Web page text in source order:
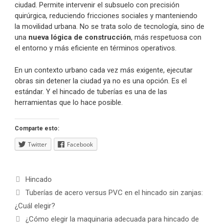
ciudad. Permite intervenir el subsuelo con precisión
quirúrgica, reduciendo fricciones sociales y manteniendo
la movilidad urbana. No se trata solo de tecnología, sino de
una nueva lógica de construcción, más respetuosa con
el entorno y más eficiente en términos operativos.
En un contexto urbano cada vez más exigente, ejecutar
obras sin detener la ciudad ya no es una opción. Es el
estándar. Y el hincado de tuberías es una de las
herramientas que lo hace posible.
Comparte esto:
Twitter Facebook
Categorías
Hincado
Navegación
de
entradas
Tuberías de acero versus PVC en el hincado sin zanjas:
¿Cuál elegir?
¿Cómo elegir la maquinaria adecuada para hincado de